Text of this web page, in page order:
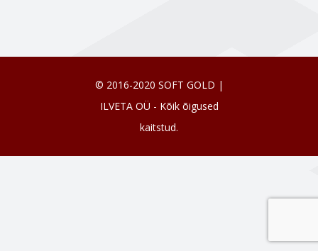
© 2016-2020 SOFT GOLD |
ILVETA OÜ - Kõik õigused
kaitstud.